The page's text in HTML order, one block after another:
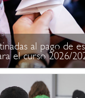
al pago de
el curso 2026/